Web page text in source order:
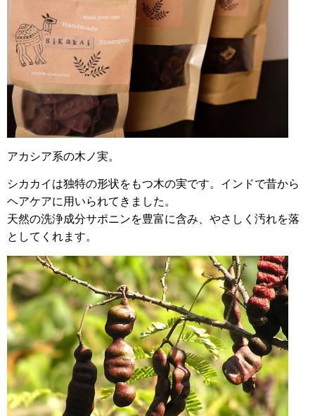
アカシア系の木ノ実。
シカカイは独特の形状をもつ木の実です。インドで昔から
ヘアケアに用いられてきました。
天然の洗浄成分サポニンを豊富に含み、やさしく汚れを落
としてくれます。